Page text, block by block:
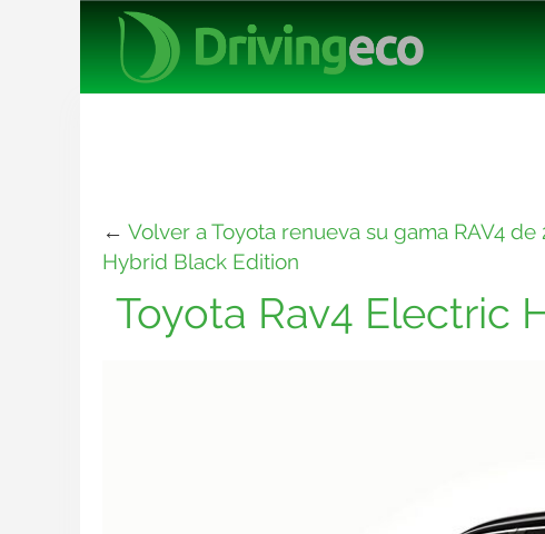
← Volver a Toyota renueva su gama RAV4
Hybrid Black Edition
Toyota Rav4 Electric